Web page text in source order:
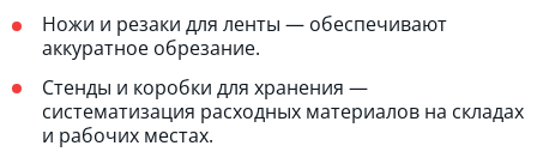
Ножи и резаки для ленты — обеспечивают
аккуратное обрезание.
Стенды и коробки для хранения —
систематизация расходных материалов на складах
и рабочих местах.